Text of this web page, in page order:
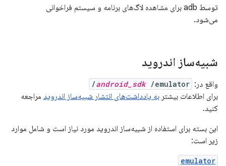
توسط adb برای مشاهده لاگ‌های برنامه و سیستم فراخوانی
می‌شود.
شبیه‌ساز اندروید
واقع در: android_sdk/emulator/
برای اطلاعات بیشتر به یادداشت‌های انتشار شبیه‌ساز اندروید مراجعه
کنید.
این بسته برای استفاده از شبیه‌ساز اندروید مورد نیاز است و شامل موارد
زیر است:
emulator